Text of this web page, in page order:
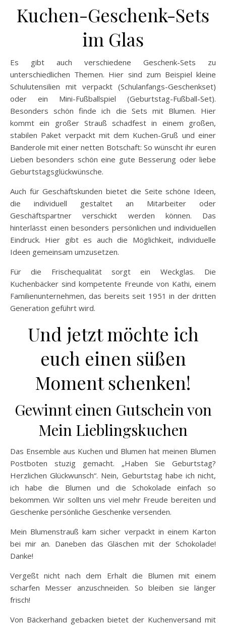
Kuchen-Geschenk-Sets
im Glas
Es gibt auch verschiedene Geschenk-Sets zu
unterschiedlichen Themen. Hier sind zum Beispiel kleine
Schulutensilien mit verpackt (Schulanfangs-Geschenkset)
oder ein Mini-Fußballspiel (Geburtstag-Fußball-Set).
Besonders schön finde ich die Sets mit Blumen. Hier
kommt ein großer Strauß schadfest in einem großen,
stabilen Paket verpackt mit dem Kuchen-Gruß und einer
Banderole mit einer netten Botschaft: So wünscht ihr euren
Lieben besonders schön eine gute Besserung oder liebe
Geburtstagsglückwünsche.
Auch für Geschäftskunden bietet die Seite schöne Ideen,
die individuell gestaltet an Mitarbeiter oder
Geschäftspartner verschickt werden können. Das
hinterlässt einen besonders persönlichen und individuellen
Eindruck. Hier gibt es auch die Möglichkeit, individuelle
Ideen gemeinsam umzusetzen.
Für die Frischequalität sorgt ein Weckglas. Die
Kuchenbäcker sind kompetente Freunde von Kathi, einem
Familienunternehmen, das bereits seit 1951 in der dritten
Generation geführt wird.
Und jetzt möchte ich
euch einen süßen
Moment schenken!
Gewinnt einen Gutschein von
Mein Lieblingskuchen
Das Ensemble aus Kuchen und Blumen hat meinen Blumen
Postboten stuzig gemacht. „Haben Sie Geburtstag?
Herzlichen Glückwunsch“. Nein, Geburtstag habe ich nicht,
ich habe die Blumen und die Schokolade einfach so
bekommen. Wir sollten uns viel mehr Freude bereiten und
Geschenke persönliche Geschenke versenden.
Mein Blumenstrauß kam sicher verpackt in einem Karton
bei mir an. Daneben das Gläschen mit der Schokolade!
Danke!
Vergeßt nicht nach dem Erhalt die Blumen mit einem
scharfen Messer anzuschneiden. So bleiben sie länger
frisch!
Von Bäckerhand gebacken bietet der Kuchenversand mit